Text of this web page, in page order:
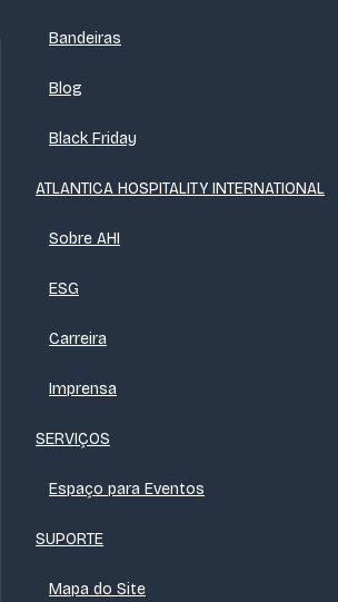
Bandeiras
Blog
Black Friday
ATLANTICA HOSPITALITY INTERNATIONAL
Sobre AHI
ESG
Carreira
Imprensa
SERVIÇOS
Espaço para Eventos
SUPORTE
Mapa do Site